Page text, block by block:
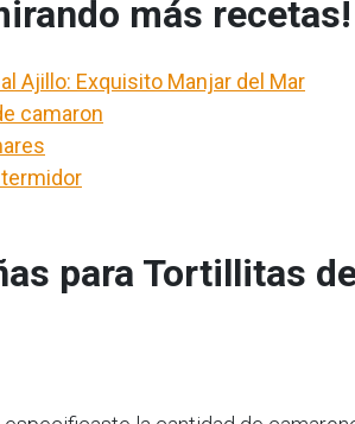
más recetas!
Ajillo: Exquisito Manjar del Mar
camaron
para Tortillitas